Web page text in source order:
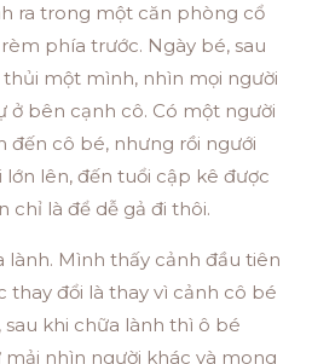
ra trong một căn phòng cổ
phía trước. Ngày bé, sau
một mình, nhìn mọi người
ở bên cạnh cô. Có một người
đến cô bé, nhưng rồi ngưới
lên, đến tuổi cập kê được
chỉ là để dễ gả đi thôi.
lành. Mình thấy cảnh đầu tiên
thay đổi là thay vì cảnh cô bé
khi chữa lành thì ô bé
nhìn người khác và mong